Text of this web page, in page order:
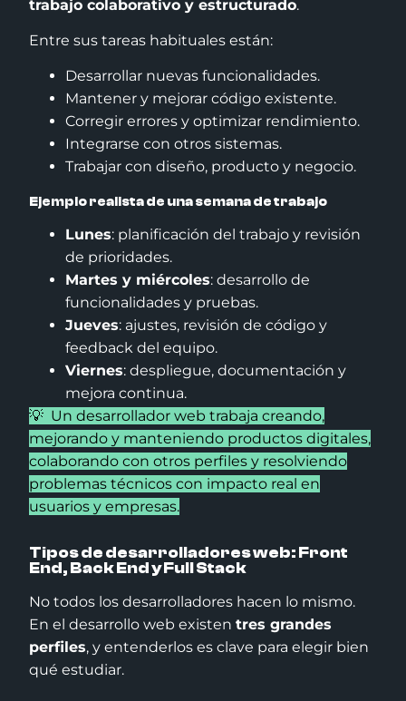
trabajo colaborativo y estructurado.
Entre sus tareas habituales están:
Desarrollar nuevas funcionalidades.
Mantener y mejorar código existente.
Corregir errores y optimizar rendimiento.
Integrarse con otros sistemas.
Trabajar con diseño, producto y negocio.
Ejemplo realista de una semana de trabajo
Lunes: planificación del trabajo y revisión
de prioridades.
Martes y miércoles: desarrollo de
funcionalidades y pruebas.
Jueves: ajustes, revisión de código y
feedback del equipo.
Viernes: despliegue, documentación y
mejora continua.
💡 Un desarrollador web trabaja creando,
mejorando y manteniendo productos digitales,
colaborando con otros perfiles y resolviendo
problemas técnicos con impacto real en
usuarios y empresas.
Tipos de desarrolladores web: Front
End, Back End y Full Stack
No todos los desarrolladores hacen lo mismo.
En el desarrollo web existentres grandes
perfiles, y entenderlos es clave para elegir bien
qué estudiar.